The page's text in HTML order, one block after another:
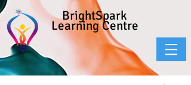
BrightSpark
Learning Centre